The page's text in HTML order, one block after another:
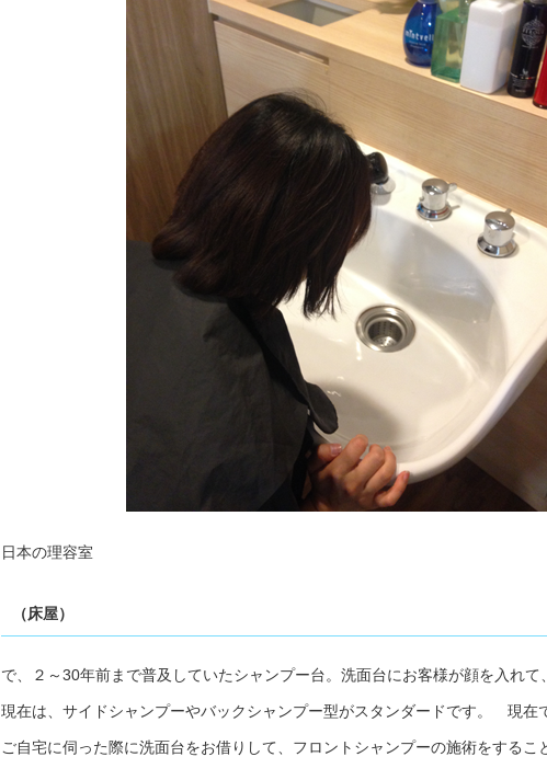
日本の理容室
（床屋）
で、２～30年前まで普及していたシャンプー台。洗面台にお客様が顔を入れて
現在は、サイドシャンプーやバックシャンプー型がスタンダードです。 現在
ご自宅に伺った際に洗面台をお借りして、フロントシャンプーの施術をするこ